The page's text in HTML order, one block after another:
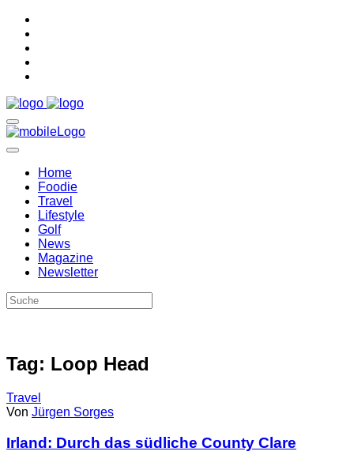
Home
Foodie
Travel
Lifestyle
Golf
News
Magazine
Newsletter
Tag: Loop Head
Travel
Von Jürgen Sorges
Irland: Durch das südliche County Clare